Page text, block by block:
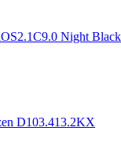
Night Black